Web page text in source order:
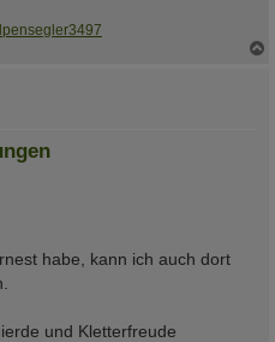
habe, kann ich auch dort
und Kletterfreude